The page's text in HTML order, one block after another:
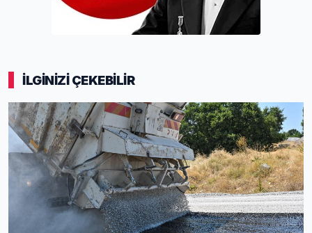
İLGİNİZİ ÇEKEBİLİR